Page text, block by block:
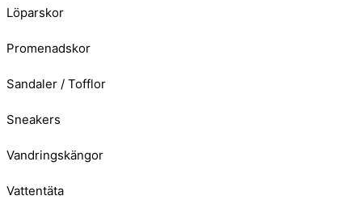
Löparskor
Promenadskor
Sandaler / Tofflor
Sneakers
Vandringskängor
Vattentäta